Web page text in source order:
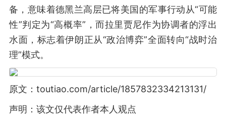
备，意味着德黑兰高层已将美国的军事行动从“可能
性”判定为“高概率”，而拉里贾尼作为协调者的浮出
水面，标志着伊朗正从“政治博弈”全面转向“战时治
理”模式。
原文：toutiao.com/article/1857832334213131/
声明：该文仅代表作者本人观点